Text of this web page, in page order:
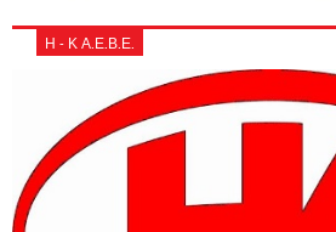
Η - Κ Α.Ε.Β.Ε.